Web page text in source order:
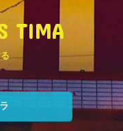
TIMA